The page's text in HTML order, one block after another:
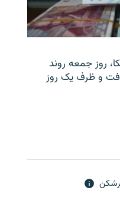
روز جمعه روند
یافت و ظرف یک روز